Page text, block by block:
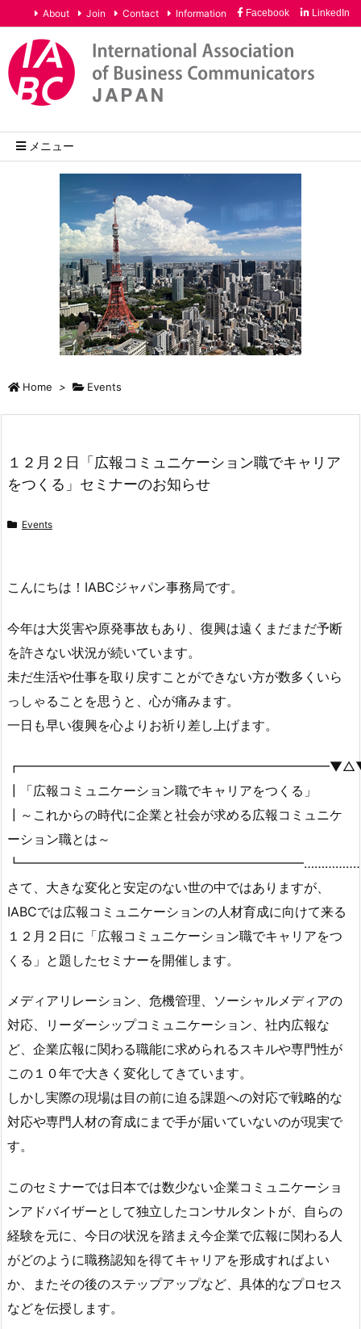
メニュー
About Join Contact Information Facebook LinkedIn
Home > Events
１２月２日「広報コミュニケーション職でキャリア
をつくる」セミナーのお知らせ
Events
こんにちは！IABCジャパン事務局です。
今年は大災害や原発事故もあり、復興は遠くまだまだ予断
を許さない状況が続いています。
未だ生活や仕事を取り戻すことができない方が数多くいら
っしゃることを思うと、心が痛みます。
一日も早い復興を心よりお祈り差し上げます。
┃「広報コミュニケーション職でキャリアをつくる」
┃～これからの時代に企業と社会が求める広報コミュニケ
ーション職とは～
┗━━━━━━━━━━━━━━━━━━━━━━…………‥‥‥‥
さて、大きな変化と安定のない世の中ではありますが、
IABCでは広報コミュニケーションの人材育成に向けて来る
１２月２日に「広報コミュニケーション職でキャリアをつ
くる」と題したセミナーを開催します。
メディアリレーション、危機管理、ソーシャルメディアの
対応、リーダーシップコミュニケーション、社内広報な
ど、企業広報に関わる職能に求められるスキルや専門性が
この１０年で大きく変化してきています。
しかし実際の現場は目の前に迫る課題への対応で戦略的な
対応や専門人材の育成にまで手が届いていないのが現実で
す。
このセミナーでは日本では数少ない企業コミュニケーショ
ンアドバイザーとして独立したコンサルタントが、自らの
経験を元に、今日の状況を踏まえ今企業で広報に関わる人
がどのように職務認知を得てキャリアを形成すればよい
か、またその後のステップアップなど、具体的なプロセス
などを伝授します。